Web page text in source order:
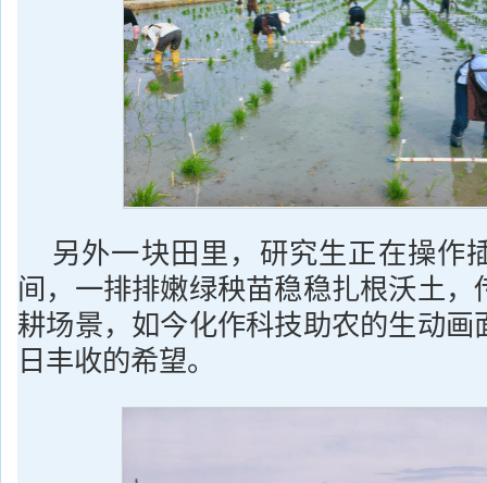
另外一块田里，研究生正在操作
间，一排排嫩绿秧苗稳稳扎根沃土，
耕场景，如今化作科技助农的生动画
日丰收的希望。